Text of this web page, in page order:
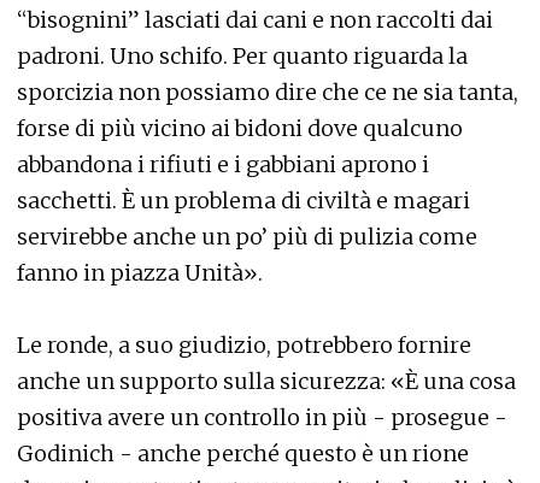
“bisognini” lasciati dai cani e non raccolti dai
padroni. Uno schifo. Per quanto riguarda la
sporcizia non possiamo dire che ce ne sia tanta,
forse di più vicino ai bidoni dove qualcuno
abbandona i rifiuti e i gabbiani aprono i
sacchetti. È un problema di civiltà e magari
servirebbe anche un po’ più di pulizia come
fanno in piazza Unità».
Le ronde, a suo giudizio, potrebbero fornire
anche un supporto sulla sicurezza: «È una cosa
positiva avere un controllo in più - prosegue -
Godinich - anche perché questo è un rione